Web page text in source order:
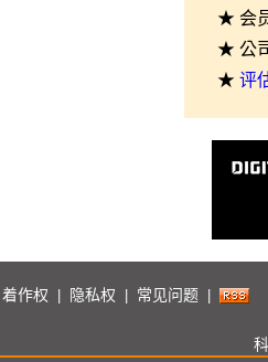
★ 会
★ 公
★ 评
着作权 隐私权 常见问题